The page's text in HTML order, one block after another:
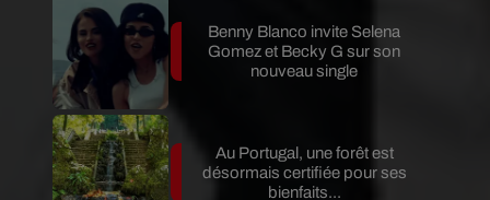
Benny Blanco invite Selena
Gomez et Becky G sur son
nouveau single
Au Portugal, une forêt est
désormais certifiée pour ses
bienfaits...